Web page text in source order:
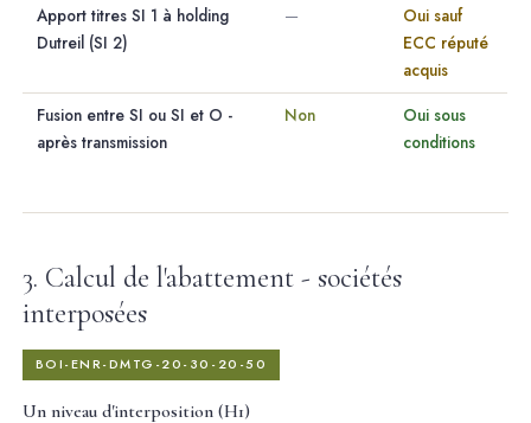
Apport titres SI 1 à holding
Dutreil (SI 2)
—
Oui sauf
ECC réputé
acquis
Fusion entre SI ou SI et O -
après transmission
Non
Oui sous
conditions
3. Calcul de l'abattement - sociétés
interposées
BOI-ENR-DMTG-20-30-20-50
Un niveau d'interposition (H1)